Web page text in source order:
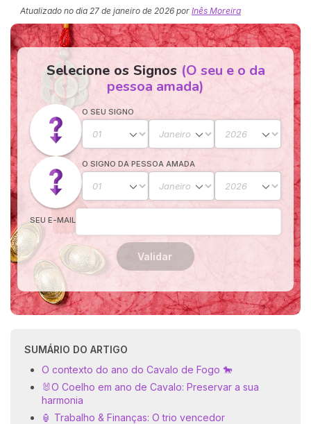
Atualizado no dia 27 de janeiro de 2026 por Inês Moreira
Selecione os Signos (O seu e o da
pessoa amada)
O SEU SIGNO
O SIGNO DA PESSOA AMADA
SEU E-MAIL
Validar
SUMÁRIO DO ARTIGO
O contexto do ano do Cavalo de Fogo 🐎
🐰O Coelho em ano de Cavalo: Preservar a sua
harmonia
🏮 Trabalho & Finanças: O trio vencedor